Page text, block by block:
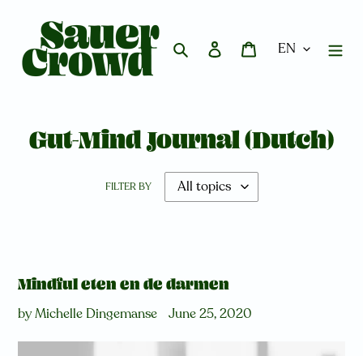
content
Search Log in Cart
Gut-Mind Journal (Dutch)
FILTER BY
Mindful eten en de darmen
by Michelle Dingemanse June 25, 2020